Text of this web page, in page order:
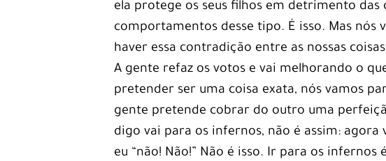
ela protege os seus filhos em detrimento
comportamentos desse tipo. É isso. Mas
haver essa contradição entre as nossas
A gente refaz os votos e vai melhorando o
pretender ser uma coisa exata, nós vamos
gente pretende cobrar do outro uma
digo vai para os infernos, não é assim:
eu “não! Não!” Não é isso. Ir para os